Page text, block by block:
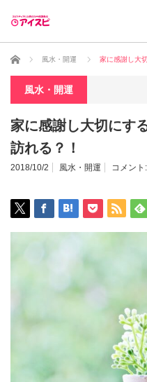
ホーム 風水・開運 家に感謝し大
風水・開運
家に感謝し大切にす
訪れる？！
2018/10/2 風水・開運 コメント: